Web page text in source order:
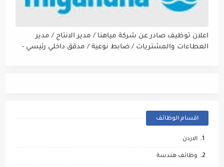
اعلان توظيف صادر عن شركة مياهنا / مدير الانتاج / مدير
العطاءات والمشتريات / ضابط نوعية / مدقق داخلي رئيسي -
اقسام الوظائف
الاردن
وظائف هندسة